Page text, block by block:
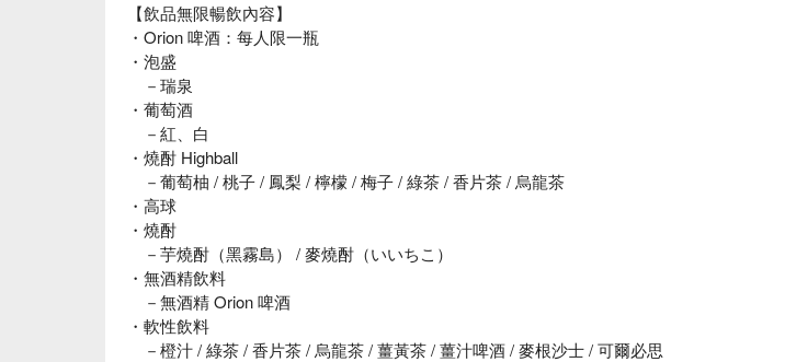
【飲品無限暢飲內容】
・Orion 啤酒：每人限一瓶
・泡盛
－瑞泉
・葡萄酒
－紅、白
・燒酎 Highball
－葡萄柚 / 桃子 / 鳳梨 / 檸檬 / 梅子 / 綠茶 / 香片茶 / 烏龍茶
・高球
・燒酎
－芋燒酎（黑霧島） / 麥燒酎（いいちこ）
・無酒精飲料
－無酒精 Orion 啤酒
・軟性飲料
－橙汁 / 綠茶 / 香片茶 / 烏龍茶 / 薑黃茶 / 薑汁啤酒 / 麥根沙士 / 可爾必思